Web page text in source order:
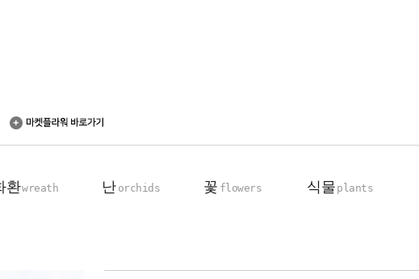
환wreath 난 orchids 꽃 flowers 식물 plants